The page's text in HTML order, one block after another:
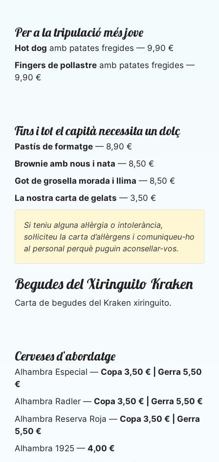
Per a la tripulació més jove
Hot dog amb patates fregides — 9,90 €
Fingers de pollastre amb patates fregides —
9,90 €
Fins i tot el capità necessita un dolç
Pastís de formatge — 8,90 €
Brownie amb nous i nata — 8,50 €
Got de grosella morada i llima — 8,50 €
La nostra carta de gelats — 3,50 €
Si teniu alguna al·lèrgia o intolerància,
sol·liciteu la carta d’al·lèrgens i comuniqueu-ho
al personal perquè puguin aconsellar-vos.
Begudes del Xiringuito Kraken
Carta de begudes del Kraken xiringuito.
Cerveses d’abordatge
Alhambra Especial — Copa 3,50 € | Gerra 5,50
€
Alhambra Radler — Copa 3,50 € | Gerra 5,50 €
Alhambra Reserva Roja — Copa 3,50 € | Gerra
5,50 €
Alhambra 1925 — 4,00 €